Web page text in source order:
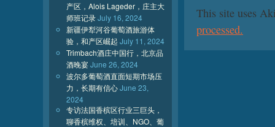
This site uses
processed.
产区，Alois Lageder，庄主大
师班记录July 16, 2024
新疆伊犁河谷葡萄酒旅游体
验，和产区崛起 July 11, 2024
Trimbach酒庄中国行，北京品
酒晚宴June 26, 2024
波尔多葡萄酒直面短期市场压
力，长期有信心June 23,
2024
专访法国香槟区行业三巨头，
聊香槟维权、培训、NGO、葡